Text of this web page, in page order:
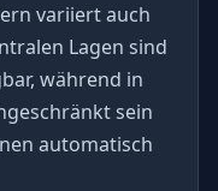
variiert auch
Lagen sind
während in
sein
automatisch